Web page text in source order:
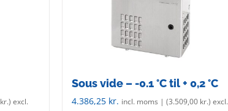
kr.) excl.
Sous vide – -0.1 °C til + 0,2 °C
4.386,25 kr. incl. moms | (3.509,00 kr.) excl.